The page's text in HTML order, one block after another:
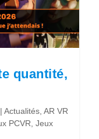
quantité,
|Actualités ,AR VR
PCVR ,Jeux